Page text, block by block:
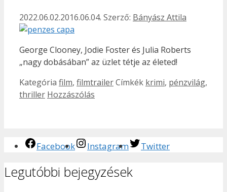
2022.06.02.2016.06.04. Szerző: Bányász Attila
George Clooney, Jodie Foster és Julia Roberts
„nagy dobásában” az üzlet tétje az életed!
Kategória film, filmtrailerCímkék krimi, pénzvilág,
thriller Hozzászólás
Facebook Instagram Twitter
Legutóbbi bejegyzések